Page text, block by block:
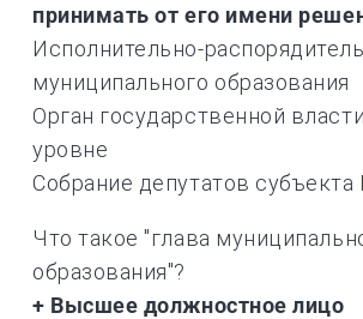
принимать от его имени
Исполнительно-
муниципального образования
Орган государственной
уровне
Собрание депутатов
Что такое "глава
образования"?
+ Высшее должностное лицо